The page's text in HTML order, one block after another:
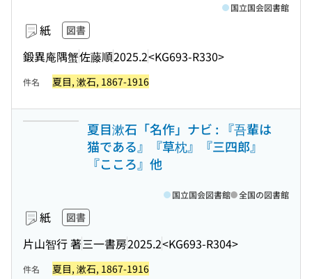
紙 図書
鍛異庵隅蟹佐藤順2025.2<KG693-R330>
国立国会図書館
件名 夏目, 漱石, 1867-1916
夏目漱石「名作」ナビ : 『吾輩は
猫である』『草枕』『三四郎』
『こころ』他
紙 図書
片山智行 著三一書房2025.2<KG693-R304>
国立国会図書館 全国の図書館
件名 夏目, 漱石, 1867-1916